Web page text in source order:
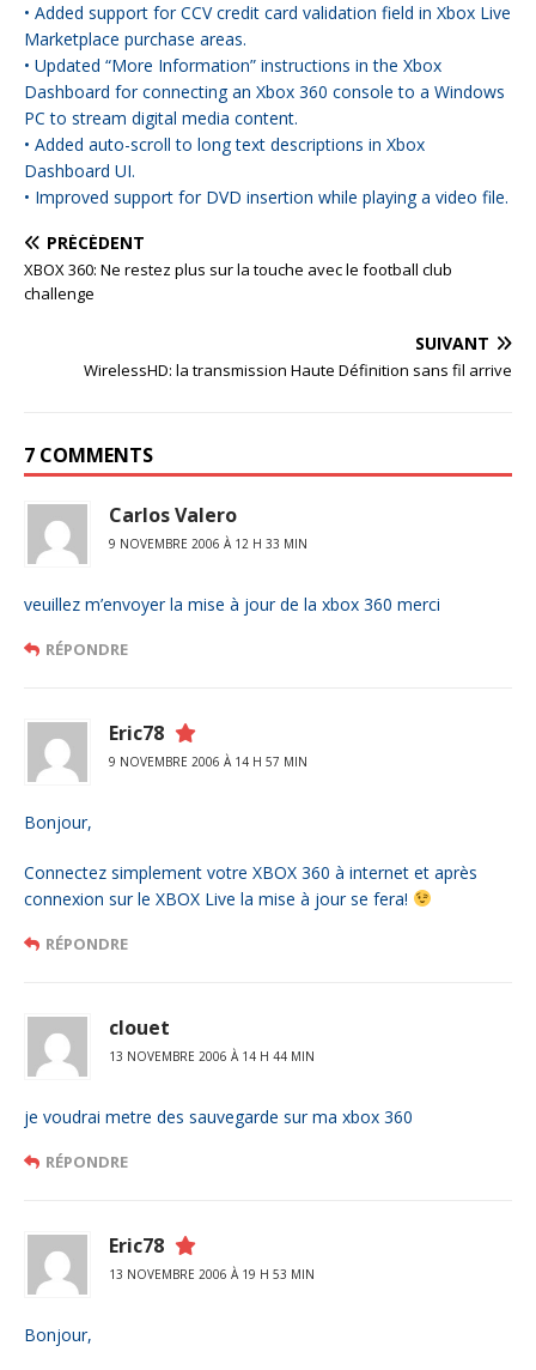
• Added support for CCV credit card validation field in Xbox Live
Marketplace purchase areas.
• Updated “More Information” instructions in the Xbox
Dashboard for connecting an Xbox 360 console to a Windows
PC to stream digital media content.
• Added auto-scroll to long text descriptions in Xbox
Dashboard UI.
• Improved support for DVD insertion while playing a video file.
PRÉCÉDENT
XBOX 360: Ne restez plus sur la touche avec le football club
challenge
SUIVANT
WirelessHD: la transmission Haute Définition sans fil arrive
7 COMMENTS
Carlos Valero
9 NOVEMBRE 2006 À 12 H 33 MIN
veuillez m’envoyer la mise à jour de la xbox 360 merci
RÉPONDRE
Eric78
9 NOVEMBRE 2006 À 14 H 57 MIN
Bonjour,
Connectez simplement votre XBOX 360 à internet et après
connexion sur le XBOX Live la mise à jour se fera!
RÉPONDRE
clouet
13 NOVEMBRE 2006 À 14 H 44 MIN
je voudrai metre des sauvegarde sur ma xbox 360
RÉPONDRE
Eric78
13 NOVEMBRE 2006 À 19 H 53 MIN
Bonjour,